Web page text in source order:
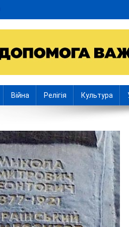
Війна Релігія Культура